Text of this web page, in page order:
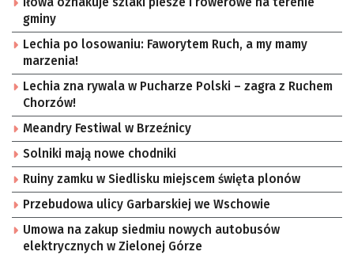
gminy
Lechia po losowaniu: Faworytem Ruch, a my mamy
marzenia!
Lechia zna rywala w Pucharze Polski – zagra z Ruchem
Chorzów!
Meandry Festiwal w Brzeźnicy
Solniki mają nowe chodniki
Ruiny zamku w Siedlisku miejscem święta plonów
Przebudowa ulicy Garbarskiej we Wschowie
Umowa na zakup siedmiu nowych autobusów
elektrycznych w Zielonej Górze